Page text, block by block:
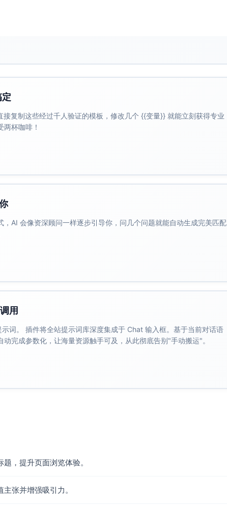
工技艺，只需轻松一键，您就能在家中品尝媲美咖啡大师手作的完美
温度变化而失去韵味，保温模式让您的咖啡恒久如初，始终如一。
点击按钮，开启智能咖啡新时代！
复制这些经过千人验证的模板，修改几个 {{变量}} 就能立刻获得专业
杯咖啡！
AI 会像资深顾问一样逐步引导你，问几个问题就能自动生成完美匹配
用
词。 插件将全站提示词库深度集成于 Chat 输入框。基于当前对话语
完成参数化，让海量资源触手可及，从此彻底告别"手动搬运"。
，提升页面浏览体验。
张并增强吸引力。